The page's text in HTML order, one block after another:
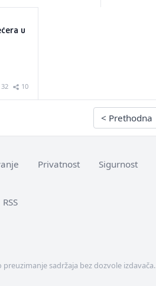
u
32 10
< Prethodna
Privatnost Sigurnost
RSS
sadržaja bez dozvole izdavača.